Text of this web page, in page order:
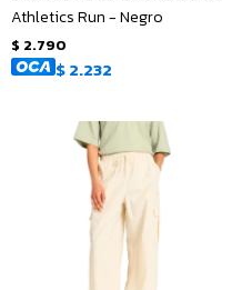
Athletics Run - Negro
$ 2.790
$2.232